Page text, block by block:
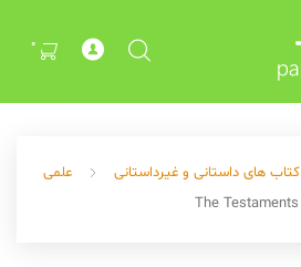
0
کتاب های داستانی و غیرداستانی
علمی